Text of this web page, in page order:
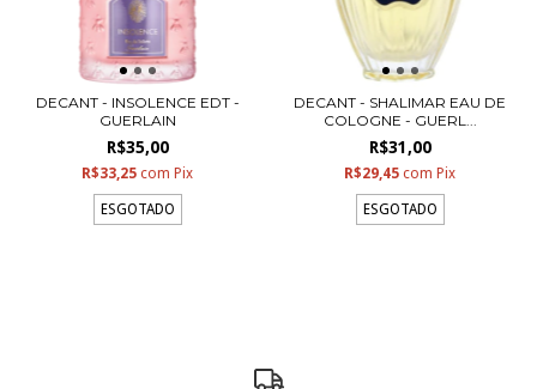
DECANT - INSOLENCE EDT -
GUERLAIN
R$35,00
R$33,25 com Pix
ESGOTADO
DECANT - SHALIMAR EAU DE
COLOGNE - GUERL...
R$31,00
R$29,45 com Pix
ESGOTADO